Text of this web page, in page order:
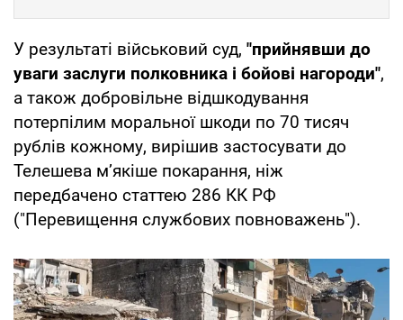
У результаті військовий суд, "прийнявши до
уваги заслуги полковника і бойові нагороди",
а також добровільне відшкодування
потерпілим моральної шкоди по 70 тисяч
рублів кожному, вирішив застосувати до
Телешева м’якіше покарання, ніж
передбачено статтею 286 КК РФ
("Перевищення службових повноважень").